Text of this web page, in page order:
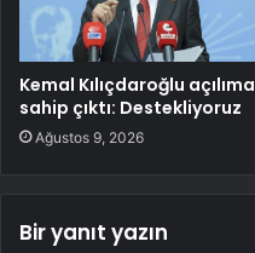
Kemal Kılıçdaroğlu açılıma
sahip çıktı: Destekliyoruz
Ağustos 9, 2026
Bir yanıt yazın